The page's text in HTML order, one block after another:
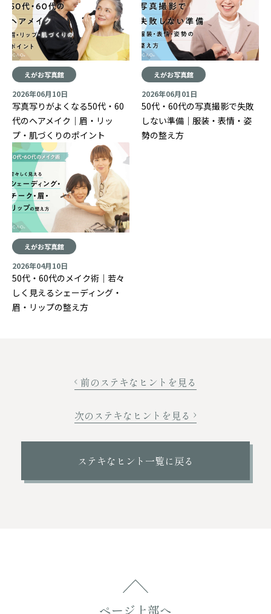
えがお写真館
2026年06月10日
写真写りがよくなる50代・60
代のヘアメイク｜眉・リッ
プ・肌づくりのポイント
えがお写真館
2026年06月01日
50代・60代の写真撮影で失敗
しない準備｜服装・表情・姿
勢の整え方
えがお写真館
2026年04月10日
50代・60代のメイク術｜若々
しく見えるシェーディング・
眉・リップの整え方
前のステキなヒントを見る
次のステキなヒントを見る
ステキなヒント一覧に戻る
ページ上部へ